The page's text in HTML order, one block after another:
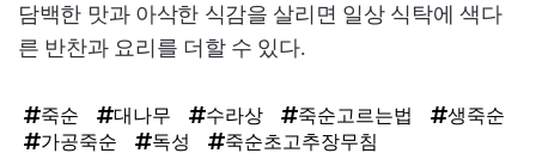
담백한 맛과 아삭한 식감을 살리면 일상 식탁에 색다
른 반찬과 요리를 더할 수 있다.
죽순 대나무 수라상 죽순고르는법
생죽순
가공죽순
독성
죽순초고추장무침